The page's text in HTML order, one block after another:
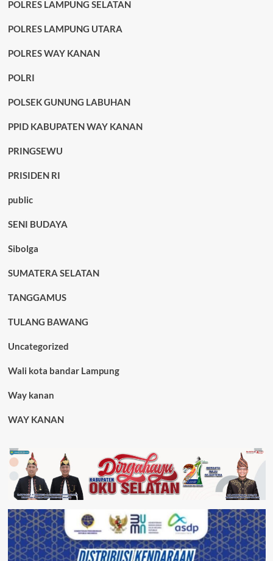
POLRES LAMPUNG SELATAN
POLRES LAMPUNG UTARA
POLRES WAY KANAN
POLRI
POLSEK GUNUNG LABUHAN
PPID KABUPATEN WAY KANAN
PRINGSEWU
PRISIDEN RI
public
SENI BUDAYA
Sibolga
SUMATERA SELATAN
TANGGAMUS
TULANG BAWANG
Uncategorized
Wali kota bandar Lampung
Way kanan
WAY KANAN